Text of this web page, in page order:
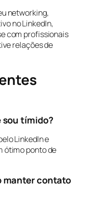
networking,
no LinkedIn,
com profissionais
relações de
tímido?
LinkedIn e
ótimo ponto de
manter contato